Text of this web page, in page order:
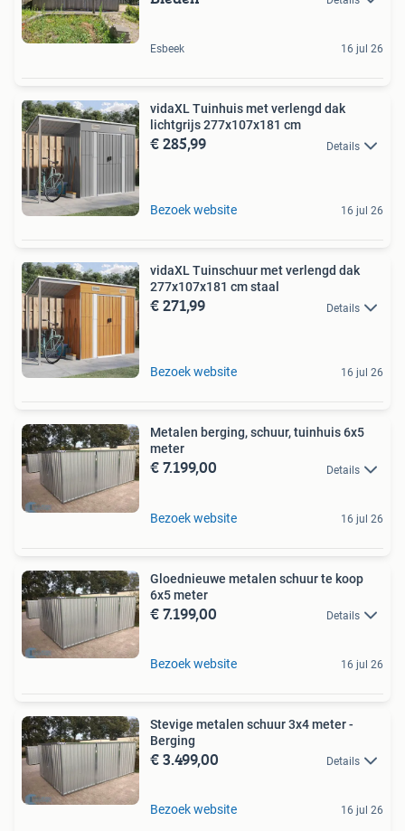
Esbeek 16 jul 26
vidaXL Tuinhuis met verlengd dak
lichtgrijs 277x107x181 cm
€ 285,99 Details
Bezoek website 16 jul 26
vidaXL Tuinschuur met verlengd dak
277x107x181 cm staal
€ 271,99 Details
Bezoek website 16 jul 26
Metalen berging, schuur, tuinhuis 6x5
meter
€ 7.199,00 Details
Bezoek website 16 jul 26
Gloednieuwe metalen schuur te koop
6x5 meter
€ 7.199,00 Details
Bezoek website 16 jul 26
Stevige metalen schuur 3x4 meter -
Berging
€ 3.499,00 Details
Bezoek website 16 jul 26